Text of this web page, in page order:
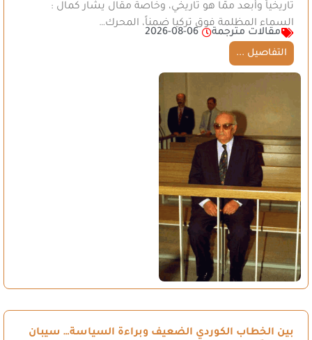
تاريخياً وأبعد ممّا هو تاريخي، وخاصة مقال يشار كمال :
السماء المظلمة فوق تركيا ضمناً، المحرك…
مقالات مترجمة
2026-08-06
التفاصيل ...
بين الخطاب الكوردي الضعيف وبراءة السياسة… سيبان